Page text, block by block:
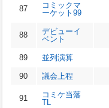
87
コミックマ
ーケット99
88
デビューイ
ベント
89 並列演算
90 議会上程
91
コミケ当落
TL